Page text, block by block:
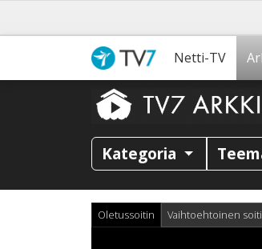
Netti-TV
Kategoria
Oletussoitin Vaihtoehtoinen